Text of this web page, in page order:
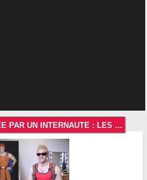
VIDÉO RÉALISÉE ET ENVOYÉE PAR UN INTERNAUTE : LES VIDÉOS LES PLUS RÉCENTES